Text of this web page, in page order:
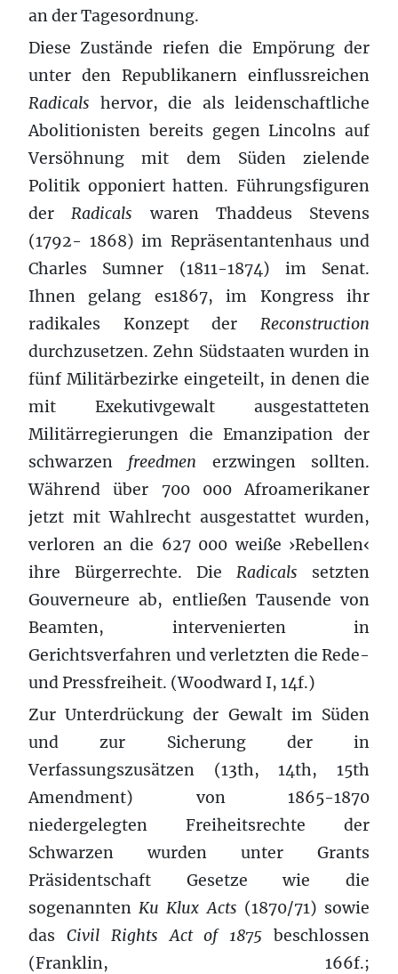
an der Tagesordnung.
Diese Zustände riefen die Empörung der
unter den Republikanern einflussreichen
Radicals hervor, die als leidenschaftliche
Abolitionisten bereits gegen Lincolns auf
Versöhnung mit dem Süden zielende
Politik opponiert hatten. Führungsfiguren
derRadicals waren Thaddeus Stevens
(1792- 1868) im Repräsentantenhaus und
Charles Sumner (1811-1874) im Senat.
Ihnen gelang es1867, im Kongress ihr
radikales Konzept der Reconstruction
durchzusetzen. Zehn Südstaaten wurden in
fünf Militärbezirke eingeteilt, in denen die
mit Exekutivgewalt ausgestatteten
Militärregierungen die Emanzipation der
schwarzen freedmen erzwingen sollten.
Während über 700 000 Afroamerikaner
jetzt mit Wahlrecht ausgestattet wurden,
verloren an die 627 000 weiße ›Rebellen‹
ihre Bürgerrechte. Die Radicals setzten
Gouverneure ab, entließen Tausende von
Beamten, intervenierten in
Gerichtsverfahren und verletzten die Rede-
und Pressfreiheit. (Woodward I, 14f.)
Zur Unterdrückung der Gewalt im Süden
und zur Sicherung der in
Verfassungszusätzen (13th, 14th, 15th
Amendment) von 1865-1870
niedergelegten Freiheitsrechte der
Schwarzen wurden unter Grants
Präsidentschaft Gesetze wie die
sogenanntenKu Klux Acts (1870/71) sowie
das Civil Rights Act of 1875 beschlossen
(Franklin, 166f.;